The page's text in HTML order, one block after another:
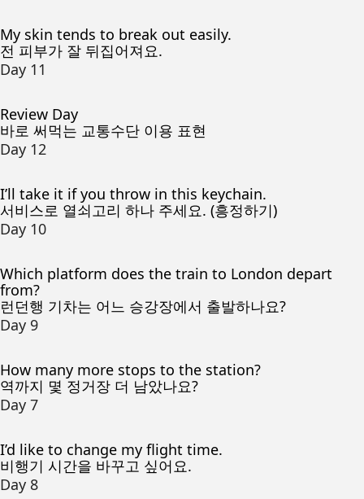
My skin tends to break out easily.
전 피부가 잘 뒤집어져요.
Day 11
Review Day
바로 써먹는 교통수단 이용 표현
Day 12
I’ll take it if you throw in this keychain.
서비스로 열쇠고리 하나 주세요. (흥정하기)
Day 10
Which platform does the train to London depart
from?
런던행 기차는 어느 승강장에서 출발하나요?
Day 9
How many more stops to the station?
역까지 몇 정거장 더 남았나요?
Day 7
I’d like to change my flight time.
비행기 시간을 바꾸고 싶어요.
Day 8